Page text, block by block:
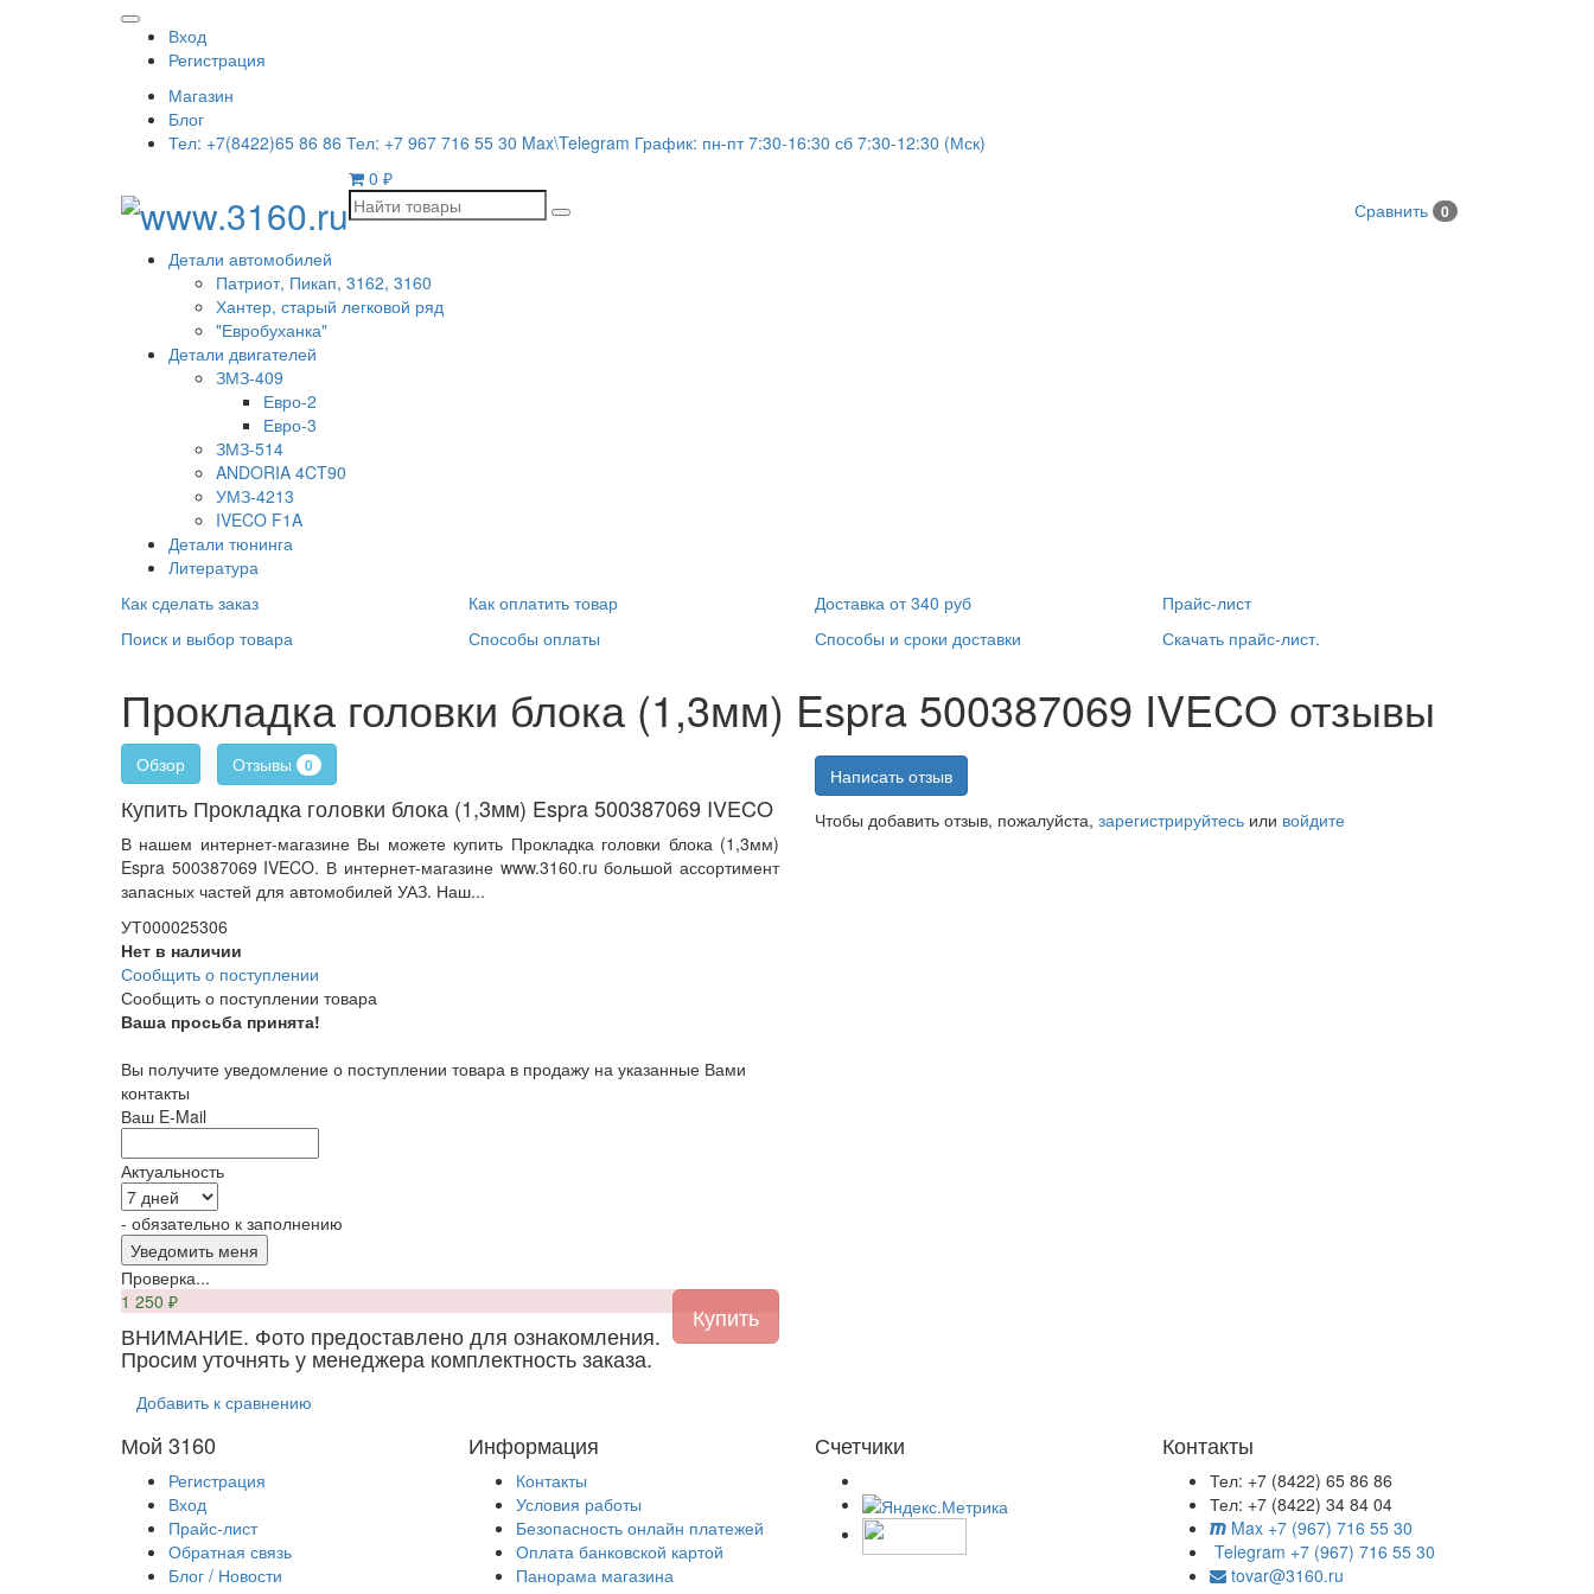
Вход
Регистрация
Магазин
Блог
Тел: +7(8422)65 86 86 Тел: +7 967 716 55 30 Max\Telegram График: пн-пт 7:30-16:30 сб 7:30-12:30 (Мск)
0 ₽
Сравнить
0
Детали автомобилей
Патриот, Пикап, 3162, 3160
Хантер, старый легковой ряд
"Евробуханка"
Детали двигателей
ЗМЗ-409
Евро-2
Евро-3
ЗМЗ-514
ANDORIA 4CT90
УМЗ-4213
IVECO F1A
Детали тюнинга
Литература
Как сделать заказ
Поиск и выбор товара
Как оплатить товар
Способы оплаты
Доставка от 340 руб
Способы и сроки доставки
Прайс-лист
Скачать прайс-лист.
Прокладка головки блока (1,3мм) Espra 500387069 IVECO отзывы
Обзор Отзывы 0
Купить Прокладка головки блока (1,3мм) Espra 500387069 IVECO
В нашем интернет-магазине Вы можете купить Прокладка головки блока (1,3мм)
Espra 500387069 IVECO. В интернет-магазине www.3160.ru большой ассортимент
запасных частей для автомобилей УАЗ. Наш...
УТ000025306
Нет в наличии
Сообщить о поступлении
Сообщить о поступлении товара
Ваша просьба принята!
Вы получите уведомление о поступлении товара в продажу на указанные Вами
контакты
Ваш E-Mail
Актуальность
- обязательно к заполнению
Проверка...
1 250 ₽
ВНИМАНИЕ. Фото предоставлено для ознакомления.
Просим уточнять у менеджера комплектность заказа.
Добавить к сравнению
Написать отзыв
Чтобы добавить отзыв, пожалуйста, зарегистрируйтесь или войдите
Мой 3160
Регистрация
Вход
Прайс-лист
Обратная связь
Блог / Новости
Информация
Контакты
Условия работы
Безопасность онлайн платежей
Оплата банковской картой
Панорама магазина
Счетчики Контакты
Тел: +7 (8422) 65 86 86
Тел: +7 (8422) 34 84 04
Max +7 (967) 716 55 30
Telegram +7 (967) 716 55 30
tovar@3160.ru